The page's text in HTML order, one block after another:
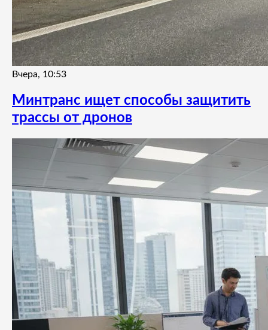
Вчера, 10:53
Минтранс ищет способы защитить
трассы от дронов